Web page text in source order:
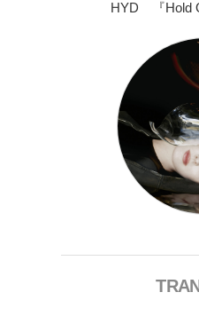
HYD 『Hold